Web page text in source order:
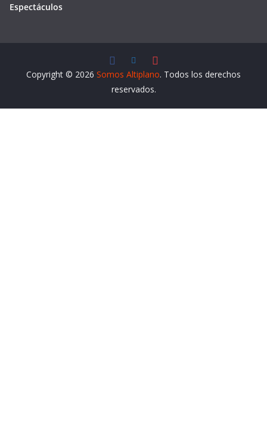
Espectáculos
Copyright © 2026 Somos Altiplano. Todos los derechos
reservados.